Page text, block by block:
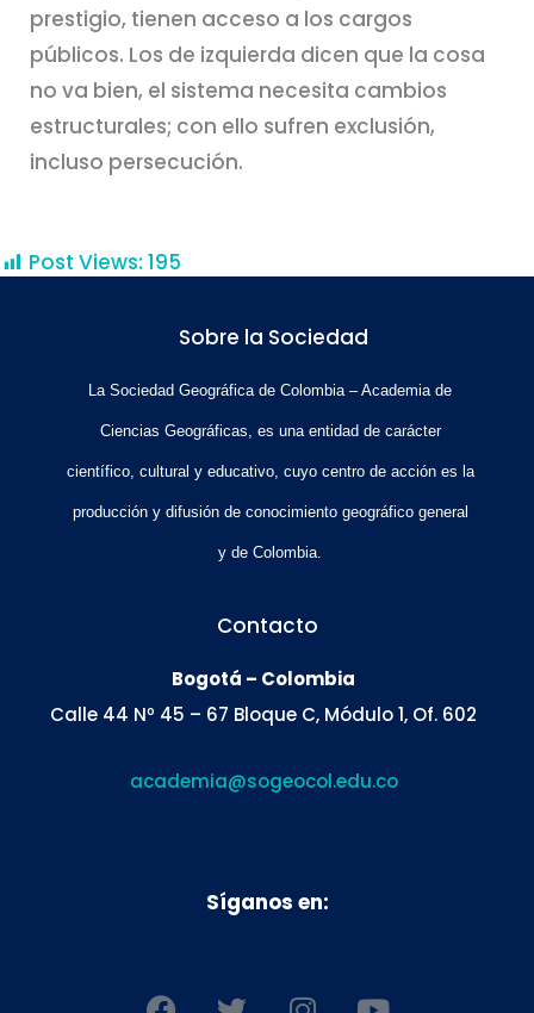
prestigio, tienen acceso a los cargos
públicos. Los de izquierda dicen que la cosa
no va bien, el sistema necesita cambios
estructurales; con ello sufren exclusión,
incluso persecución.
Post Views: 195
Sobre la Sociedad
La Sociedad Geográfica de Colombia – Academia de
Ciencias Geográficas, es una entidad de carácter
científico, cultural y educativo, cuyo centro de acción es la
producción y difusión de conocimiento geográfico general
y de Colombia.
Contacto
Bogotá – Colombia
Calle 44 Nº 45 – 67 Bloque C, Módulo 1, Of. 602
academia@sogeocol.edu.co
Síganos en:
F T I Y